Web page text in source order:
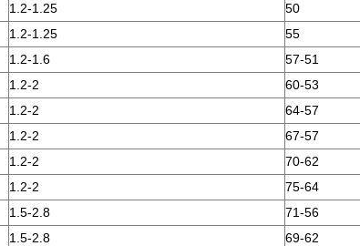
1.2-1.25
50
1.2-1.25
55
1.2-1.6
57-51
1.2-2
60-53
1.2-2
64-57
1.2-2
67-57
1.2-2
70-62
1.2-2
75-64
1.5-2.8
71-56
1.5-2.8
69-62